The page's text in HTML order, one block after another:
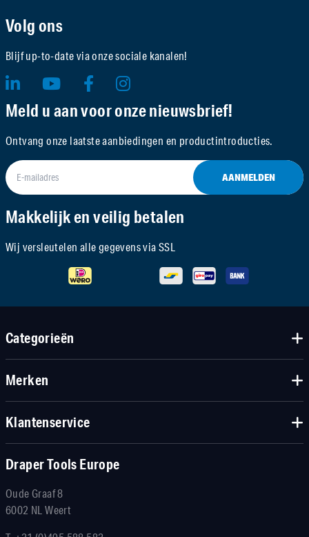
Volg ons
Blijf up-to-date via onze sociale kanalen!
Meld u aan voor onze nieuwsbrief!
Ontvang onze laatste aanbiedingen en productintroducties.
AANMELDEN
Makkelijk en veilig betalen
Wij versleutelen alle gegevens via SSL
Categorieën
Merken
Klantenservice
Draper Tools Europe
Oude Graaf 8
6002 NL Weert